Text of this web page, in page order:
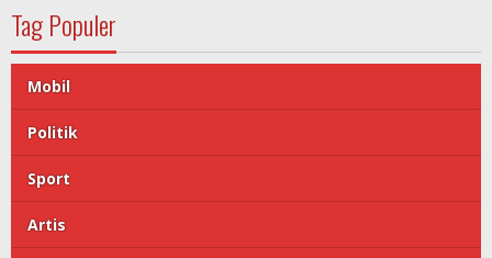
Tag Populer
Mobil
Politik
Sport
Artis